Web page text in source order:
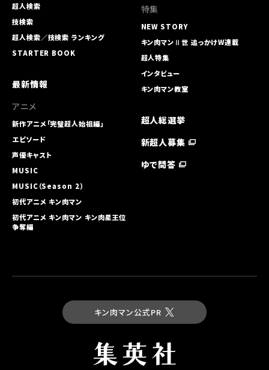
超人検索
技検索
超人検索／技検索 ランキング
STARTER BOOK
最新情報
アニメ
新作アニメ「完璧超人始祖編」
エピソード
声優キャスト
MUSIC
MUSIC（Season 2）
初代アニメ キン⾁マン
初代アニメ キン⾁マン キン⾁星王位
争奪編
特集
NEW STORY
キン肉マンⅡ世 追っかけW連載
超人特集
インタビュー
キン肉マン教室
超人総選挙
新超人募集
ゆで問答
キン肉マン公式PR